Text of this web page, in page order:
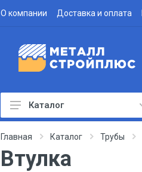
О компании Доставка и оплата
Профнастил
Водосточная система
Каталог
Главная Каталог Трубы
Втулка